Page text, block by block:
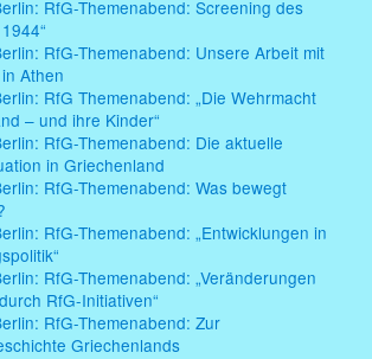
RfG-Themenabend: Screening des
RfG-Themenabend: Unsere Arbeit mit
Athen
RfG Themenabend: „Die Wehrmacht
– und ihre Kinder“
RfG-Themenabend: Die aktuelle
in Griechenland
RfG-Themenabend: Was bewegt
RfG-Themenabend: „Entwicklungen in
RfG-Themenabend: „Veränderungen
RfG-Initiativen“
RfG-Themenabend: Zur
Griechenlands